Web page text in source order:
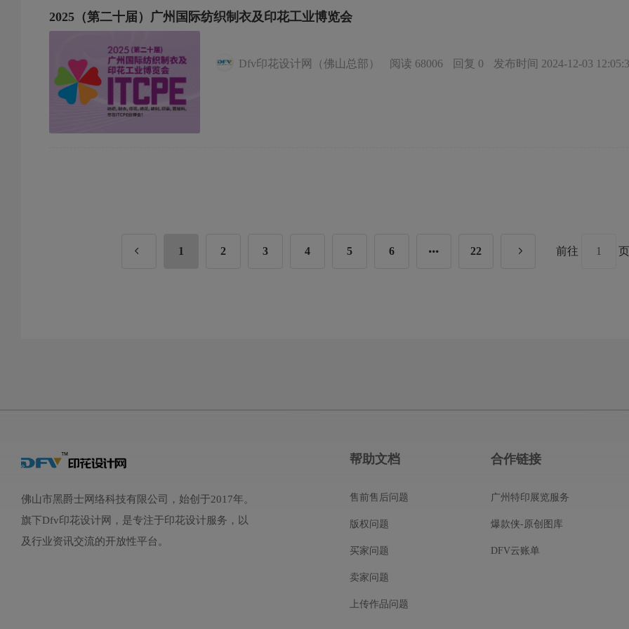
区，孵化多元化、智能化、差异化新产品，探索纺织行业更多可能；4. 展前倾力打造商贸配对服
即可免费领取入场门票；2. 组团邀请30人以上到场参观，浙江省内提供大巴车免费接送，更有多
融合发展展会期间观众可通过展会官方公众号观看现场直播，通过镜头带领观众一睹TSCI展会现
媒体大咖们专业解析现场亮相的科技产品、前沿技术、创新方案、行业动态、潮流资讯……直播
应，聚焦用户体验，实现数智化服务，带动企业创新发展，助力展商多渠道获客！ 同期展会，打
供应链”生态系统1. 国际数码印花工业应用展：让印花更简单更科学2. 国际印染工业暨功能性后
2025（第二十届）广州国际纺织制衣及印花工业博览会
Dfv印花设计网（佛山总部） 阅读 68006 回复 0 发布时间 2024-12-03
1 2 3 4 5 6 22 前往 页
佛山市黑爵士网络科技有限公司，始创于2017年。
旗下Dfv印花设计网，是专注于印花设计服务，以
及行业资讯交流的开放性平台。
帮助文档
售前售后问题
版权问题
买家问题
卖家问题
上传作品问题
合作链接
广州特印展览服务
爆款侠-原创图库
DFV云账单